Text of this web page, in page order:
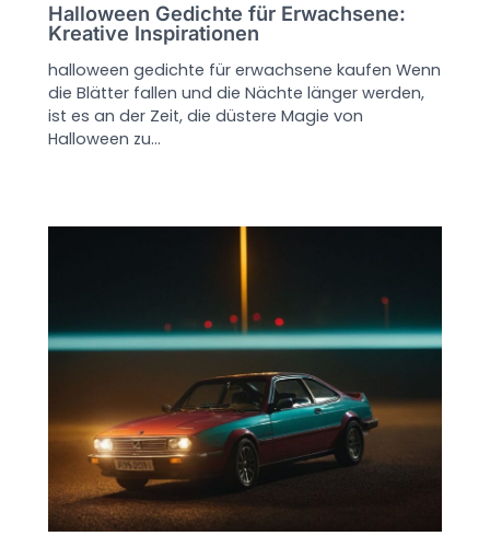
Halloween Gedichte für Erwachsene:
Kreative Inspirationen
halloween gedichte für erwachsene kaufen Wenn
die Blätter fallen und die Nächte länger werden,
ist es an der Zeit, die düstere Magie von
Halloween zu…